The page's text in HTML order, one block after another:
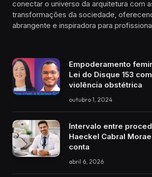
conectar o universo da arquitetura com
transformações da sociedade,
abrangente e inspiradora para
Empoderamento
Lei do Disque 153
violência obstétrica
outubro 1, 2024
Intervalo entre
Haeckel Cabral
conta
abril 6, 2026